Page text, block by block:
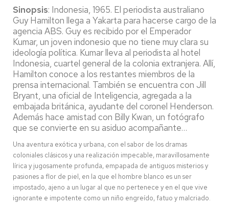
Sinopsis: Indonesia, 1965. El periodista australiano
Guy Hamilton llega a Yakarta para hacerse cargo de la
agencia ABS. Guy es recibido por el Emperador
Kumar, un joven indonesio que no tiene muy clara su
ideología política. Kumar lleva al periodista al hotel
Indonesia, cuartel general de la colonia extranjera. Allí,
Hamilton conoce a los restantes miembros de la
prensa internacional. También se encuentra con Jill
Bryant, una oficial de Inteligencia, agregada a la
embajada británica, ayudante del coronel Henderson.
Además hace amistad con Billy Kwan, un fotógrafo
que se convierte en su asiduo acompañante…
Una aventura exótica y urbana, con el sabor de los dramas
coloniales clásicos y una realización impecable, maravillosamente
lírica y jugosamente profunda, empapada de antiguos misterios y
pasiones a flor de piel, en la que el hombre blanco es un ser
impostado, ajeno a un lugar al que no pertenece y en el que vive
ignorante e impotente como un niño engreído, fatuo y malcriado.